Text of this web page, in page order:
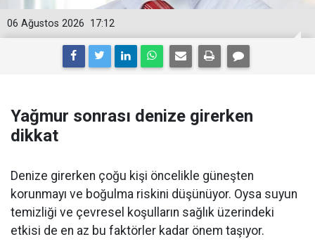
17:12
06 Ağustos 2026
Yağmur sonrası denize girerken
dikkat
Denize girerken çoğu kişi öncelikle güneşten
korunmayı ve boğulma riskini düşünüyor. Oysa suyun
temizliği ve çevresel koşulların sağlık üzerindeki
etkisi de en az bu faktörler kadar önem taşıyor.